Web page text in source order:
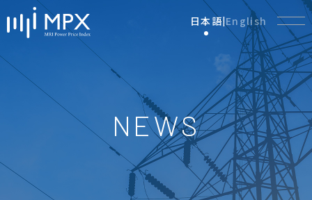
日本語|English
NEWS